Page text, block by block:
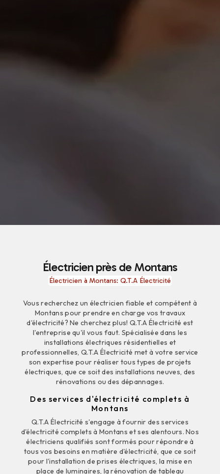
Électricien près de Montans
Électricien à Montans: Q.T.A Électricité
Vous recherchez un électricien fiable et compétent à
Montans pour prendre en charge vos travaux
d'électricité? Ne cherchez plus! Q.T.A Électricité est
l'entreprise qu'il vous faut. Spécialisée dans les
installations électriques résidentielles et
professionnelles, Q.T.A Électricité met à votre service
son expertise pour réaliser tous types de projets
électriques, que ce soit des installations neuves, des
rénovations ou des dépannages.
Des services d'électricité complets à
Montans
Q.T.A Électricité s'engage à fournir des services
d'électricité complets à Montans et ses alentours. Nos
électriciens qualifiés sont formés pour répondre à
tous vos besoins en matière d'électricité, que ce soit
pour l'installation de prises électriques, la mise en
place de luminaires, la rénovation de tableau